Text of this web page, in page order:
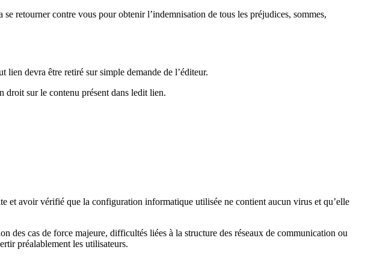
retourner contre vous pour obtenir l’indemnisation de tous les préjudices, sommes,
lien devra être retiré sur simple demande de l’éditeur.
droit sur le contenu présent dans ledit lien.
et avoir vérifié que la configuration informatique utilisée ne contient aucun virus et qu’elle
des cas de force majeure, difficultés liées à la structure des réseaux de communication ou
préalablement les utilisateurs.